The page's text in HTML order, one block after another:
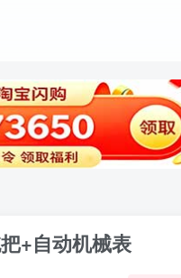
+自动机械表